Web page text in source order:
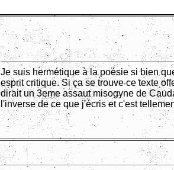
Je suis hermétique à la poésie si bien
esprit critique. Si ça se trouve ce texte
dirait un 3eme assaut misogyne de
l'inverse de ce que j'écris et c'est